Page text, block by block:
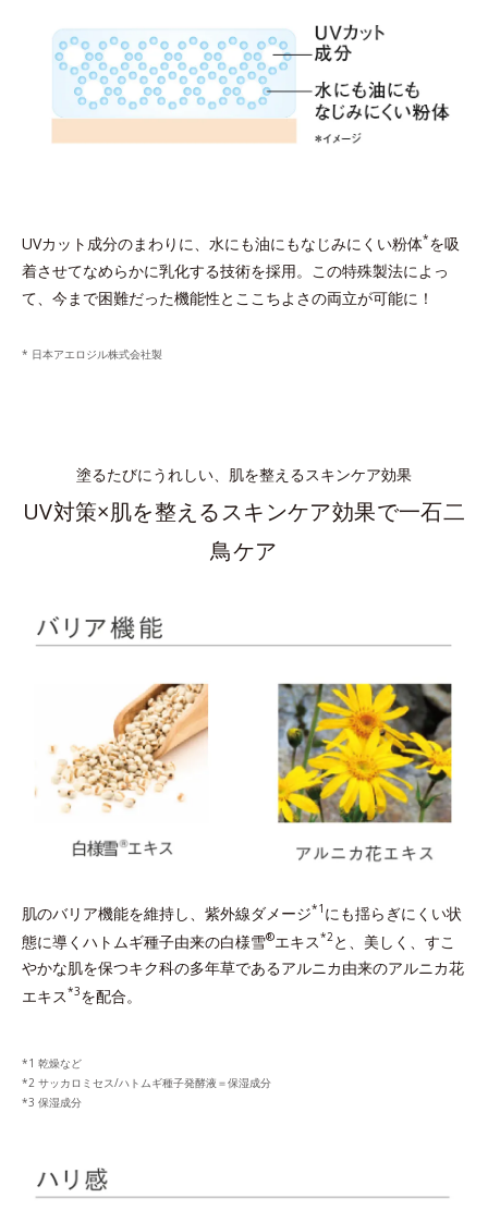
UVカット成分のまわりに、水にも油にもなじみにくい粉体*を吸
着させてなめらかに乳化する技術を採用。この特殊製法によっ
て、今まで困難だった機能性とここちよさの両立が可能に！
* 日本アエロジル株式会社製
塗るたびにうれしい、肌を整えるスキンケア効果
UV対策×肌を整えるスキンケア効果で一石二
鳥ケア
肌のバリア機能を維持し、紫外線ダメージ*1 にも揺らぎにくい状
態に導くハトムギ種子由来の白様雪®エキス*2 と、美しく、すこ
やかな肌を保つキク科の多年草であるアルニカ由来のアルニカ花
エキス*3を配合。
乾燥など
サッカロミセス/ハトムギ種子発酵液＝保湿成分
保湿成分